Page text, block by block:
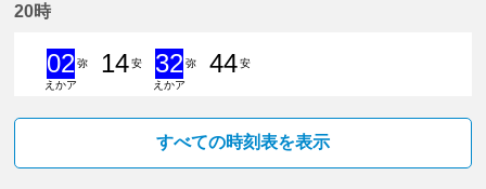
20時
02
2分はつ 急行弥富いき
弥
えかア
14安
32弥
えかア
44安
すべての時刻表を表示